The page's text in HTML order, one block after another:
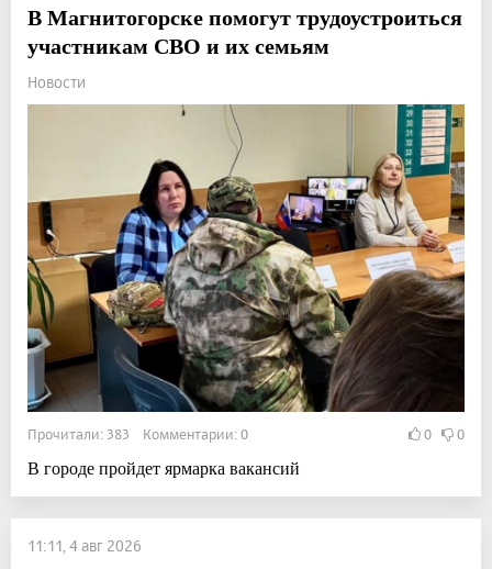
В Магнитогорске помогут трудоустроиться
участникам СВО и их семьям
Новости
Прочитали: 383 Комментарии: 0 0 0
В городе пройдет ярмарка вакансий
11:11, 4 авг 2026